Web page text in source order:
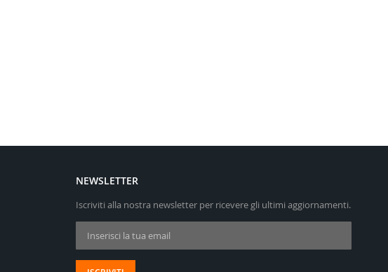
NEWSLETTER
Iscriviti alla nostra newsletter per ricevere gli ultimi aggiornamenti.
Iscriviti alla nostra Newsletter: